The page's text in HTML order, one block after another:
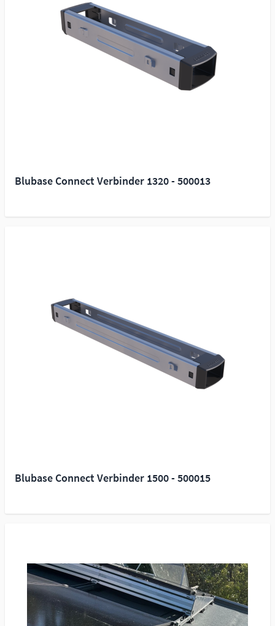
Blubase Connect Verbinder 1320 - 500013
Blubase Connect Verbinder 1500 - 500015